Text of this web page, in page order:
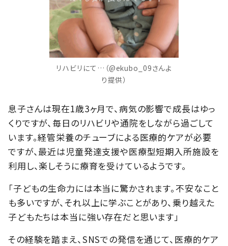
リハビリにて…（@ekubo_09さんよ
り提供）
息子さんは現在1歳3ヶ月で、病気の影響で成長はゆっ
くりですが、毎日のリハビリや通院をしながら過ごして
います。経管栄養のチューブによる医療的ケアが必要
ですが、最近は児童発達支援や医療型短期入所施設を
利用し、楽しそうに療育を受けているようです。
「子どもの生命力には本当に驚かされます。不安なこと
も多いですが、それ以上に学ぶことがあり、乗り越えた
子どもたちは本当に強い存在だと思います」
その経験を踏まえ、SNSでの発信を通じて、医療的ケア